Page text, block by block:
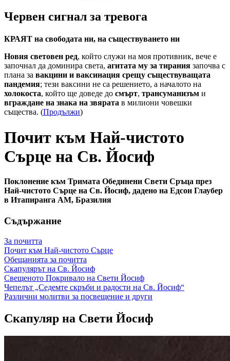
Червен сигнал за тревога
КРАЯТ на свободата ни, на съществуването ни
Новия световен ред, който служи на моя противник, вече е
започнал да доминира света, агитата му за тирания започва с
плана за вакцини и ваксинация срещу съществуващата
пандемия; тези ваксини не са решението, а началото на
холокоста, който ще доведе до смърт, трансуманизъм и
вграждане на знака на звярата в милиони човешки
същества. (Продължи)
Почит към Най-чистото
Сърце на Св. Йосиф
Поклонение към Тримата Обединени Свети Сръца през
Най-чистото Сърце на Св. Йосиф, дадено на Едсон Глаубер
в Итапиранга АМ, Бразилия
Съдържание
За почитта
Почит към Най-чистото Сърце
Обещанията за почитта
Скапулярът на Св. Йосиф
Свещеното Покривало на Свети Йосиф
Чепелът „Седемте скръби и радости на Св. Йосиф“
Различни молитви за посвещение и други
Скапуляр на Свети Йосиф